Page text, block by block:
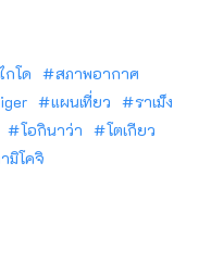
กโด
สภาพอากาศ
แผนเที่ยว
ราเม็ง
โอกินาว่า
โตเกียว
มิโคจิ